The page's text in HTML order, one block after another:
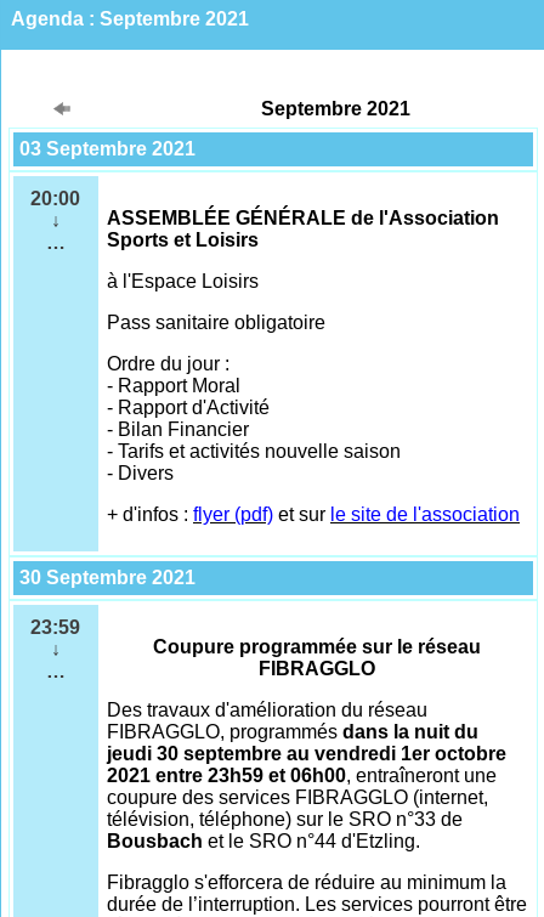
Agenda : Septembre 2021
Septembre 2021
03 Septembre 2021
20:00
↓
…
ASSEMBLÉE GÉNÉRALE de l'Association
Sports et Loisirs
à l'Espace Loisirs
Pass sanitaire obligatoire
Ordre du jour :
- Rapport Moral
- Rapport d'Activité
- Bilan Financier
- Tarifs et activités nouvelle saison
- Divers
+ d'infos : flyer (pdf) et sur le site de l'association
30 Septembre 2021
23:59
↓
…
Coupure programmée sur le réseau
FIBRAGGLO
Des travaux d'amélioration du réseau
FIBRAGGLO, programmés dans la nuit du
jeudi 30 septembre au vendredi 1er octobre
2021 entre 23h59 et 06h00, entraîneront une
coupure des services FIBRAGGLO (internet,
télévision, téléphone) sur le SRO n°33 de
Bousbach et le SRO n°44 d'Etzling.
Fibragglo s'efforcera de réduire au minimum la
durée de l’interruption. Les services pourront être